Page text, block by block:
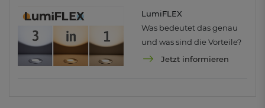
LumiFLEX
Was bedeutet das genau
und was sind die Vorteile?
Jetzt informieren